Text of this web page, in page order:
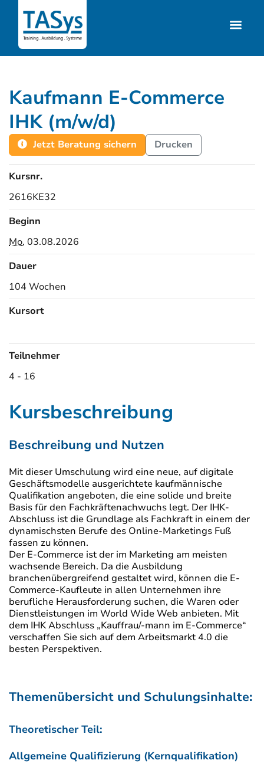
Kaufmann E-Commerce
IHK (m/w/d)
Jetzt Beratung sichern Drucken
Kursnr.
2616KE32
Beginn
Mo. 03.08.2026
Dauer
104 Wochen
Kursort
Teilnehmer
4 - 16
Kursbeschreibung
Beschreibung und Nutzen
Mit dieser Umschulung wird eine neue, auf digitale
Geschäftsmodelle ausgerichtete kaufmännische
Qualifikation angeboten, die eine solide und breite
Basis für den Fachkräftenachwuchs legt. Der IHK-
Abschluss ist die Grundlage als Fachkraft in einem der
dynamischsten Berufe des Online-Marketings Fuß
fassen zu können.
Der E-Commerce ist der im Marketing am meisten
wachsende Bereich. Da die Ausbildung
branchenübergreifend gestaltet wird, können die E-
Commerce-Kaufleute in allen Unternehmen ihre
berufliche Herausforderung suchen, die Waren oder
Dienstleistungen im World Wide Web anbieten. Mit
dem IHK Abschluss „Kauffrau/-mann im E-Commerce“
verschaffen Sie sich auf dem Arbeitsmarkt 4.0 die
besten Perspektiven.
Themenübersicht und Schulungsinhalte:
Theoretischer Teil:
Allgemeine Qualifizierung (Kernqualifikation)